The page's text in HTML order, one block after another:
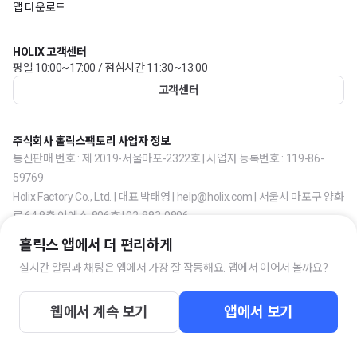
앱 다운로드
HOLIX 고객센터
평일 10:00~17:00 / 점심시간 11:30~13:00
고객센터
주식회사 홀릭스팩토리 사업자 정보
통신판매 번호 : 제 2019-서울마포-2322호 | 사업자 등록번호 : 119-86-
59769
Holix Factory Co., Ltd. | 대표 박태영 | help@holix.com | 서울시 마포구 양화
로 64 8층 이에스-806호 | 02-883-0806
홀릭스 앱에서 더 편리하게
실시간 알림과 채팅은 앱에서 가장 잘 작동해요. 앱에서 이어서 볼까요?
웹에서 계속 보기 앱에서 보기